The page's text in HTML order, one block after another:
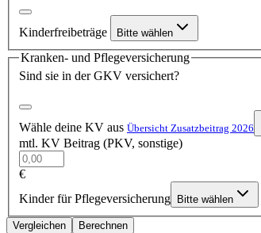
Kinderfreibeträge Bitte wählen
Kranken- und Pflegeversicherung
Sind sie in der GKV versichert?
Wähle deine KV aus Übersicht Zusatzbeitrag 2026
mtl. KV Beitrag (PKV, sonstige)
€
Kinder für Pflegeversicherung
Bitte wählen
Vergleichen
Berechnen